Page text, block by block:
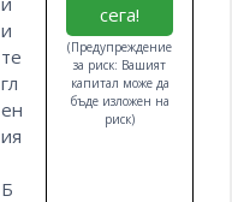
и
те
гл
ен
ия
Б
сега!
(Предупреждение
за риск: Вашият
капитал може да
бъде изложен на
риск)